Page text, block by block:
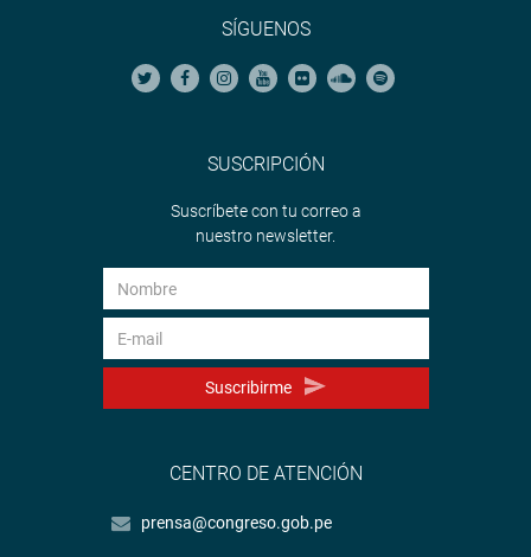
SÍGUENOS
SUSCRIPCIÓN
Suscríbete con tu correo a
nuestro newsletter.
Suscribirme
CENTRO DE ATENCIÓN
prensa@congreso.gob.pe